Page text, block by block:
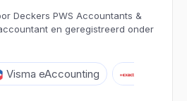
Deckers PWS Accountants &
en geregistreerd onder
Visma eAccounting